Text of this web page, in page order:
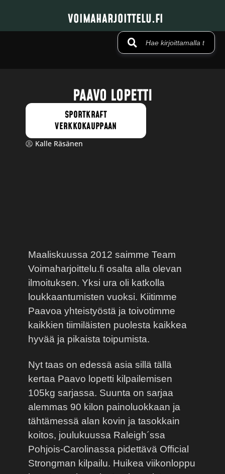
VOIMAHARJOITTELU.FI
PAAVO LOPETTI
SPORTKRAFT
VERKKOKAUPPAAN
Kalle Räsänen
Maaliskuussa 2012 saimme Team
Voimaharjoittelu.fi osalta alla olevan
ilmoituksen. Yksi ura oli katkolla
loukkaantumisten vuoksi. Kiitimme
Paavoa yhteistyöstä ja toivotimme
kaikkien tiimiläisten puolesta kaikkea
hyvää ja pikaista toipumista.
Nyt taas on edessä asia sillä tällä
kertaa Paavo lopetti kilpailemisen
105kg sarjassa. Suunta on sarjaa
alemmas 90 kilon painoluokkaan ja
tähtämessä alan kovin ja tasokkain
koitos, joulukuussa Raleigh´ssa
Pohjois-Carolinassa pidettävä Official
Strongman kilpailu. Huikea viikonloppu